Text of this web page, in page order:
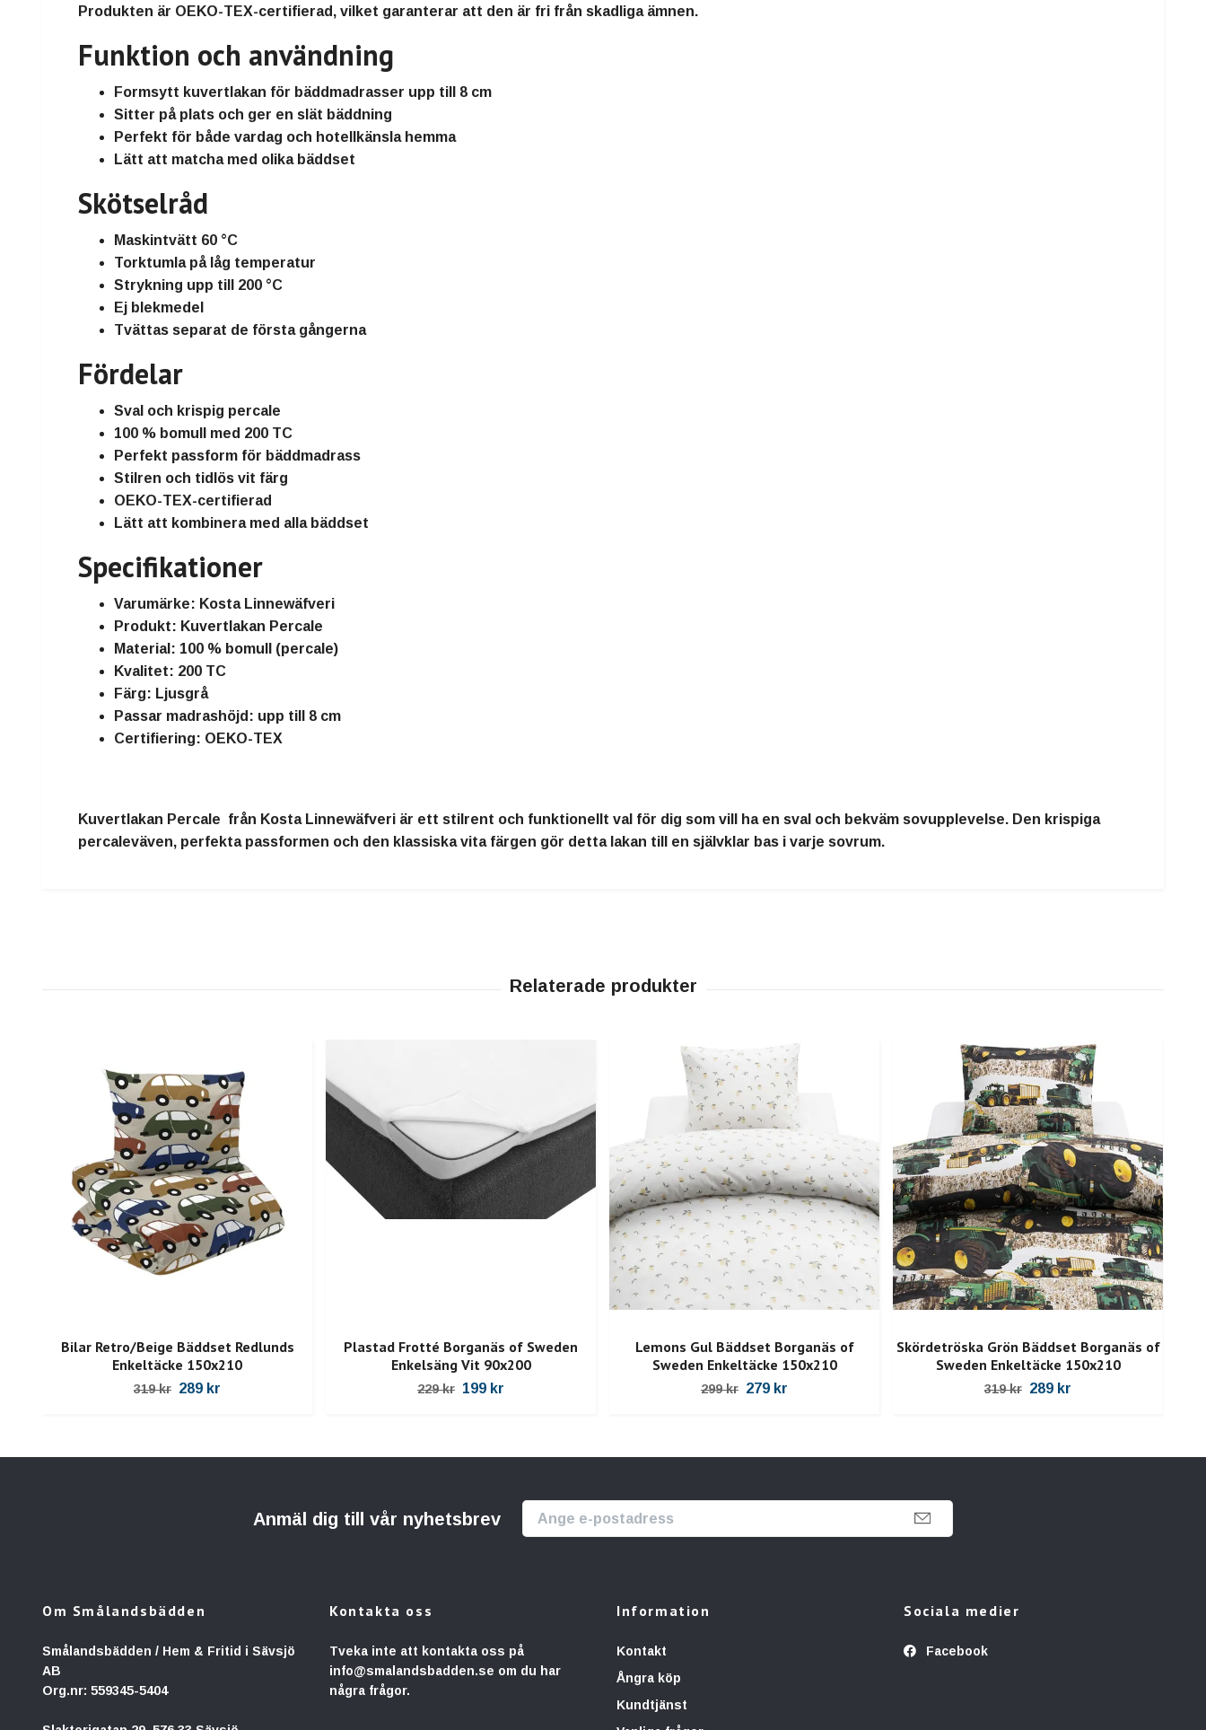
Produkten är OEKO-TEX-certifierad , vilket garanterar att den är fri från skadliga ämnen.
Funktion och användning
Formsytt kuvertlakan för bäddmadrasser upp till 8 cm
Sitter på plats och ger en slät bäddning
Perfekt för både vardag och hotellkänsla hemma
Lätt att matcha med olika bäddset
Skötselråd
Maskintvätt 60 °C
Torktumla på låg temperatur
Strykning upp till 200 °C
Ej blekmedel
Tvättas separat de första gångerna
Fördelar
Sval och krispig percale
100 % bomull med 200 TC
Perfekt passform för bäddmadrass
Stilren och tidlös vit färg
OEKO-TEX-certifierad
Lätt att kombinera med alla bäddset
Specifikationer
Varumärke: Kosta Linnewäfveri
Produkt: Kuvertlakan Percale
Material: 100 % bomull (percale)
Kvalitet: 200 TC
Färg: Ljusgrå
Passar madrashöjd: upp till 8 cm
Certifiering: OEKO-TEX
Kuvertlakan Percale från Kosta Linnewäfveri är ett stilrent och funktionellt val för dig som vill ha en sval och bekväm sovupplevelse. Den krispiga
percaleväven, perfekta passformen och den klassiska vita färgen gör detta lakan till en självklar bas i varje sovrum.
Bilar Retro/Beige Bäddset Redlunds
Enkeltäcke 150x210
319 kr 289 kr
Plastad Frotté Borganäs of Sweden
Enkelsäng Vit 90x200
229 kr 199 kr
Lemons Gul Bäddset Borganäs of
Sweden Enkeltäcke 150x210
299 kr 279 kr
Skördetröska Grön Bäddset Borganäs of
Sweden Enkeltäcke 150x210
319 kr 289 kr
Anmäl dig till vår nyhetsbrev
Om Smålandsbädden
Smålandsbädden / Hem & Fritid i Sävsjö
AB
Org.nr: 559345-5404
Kontakta oss
Tveka inte att kontakta oss på
info@smalandsbadden.se om du har
några frågor.
Information
Kontakt
Ångra köp
Kundtjänst
Sociala medier
Facebook